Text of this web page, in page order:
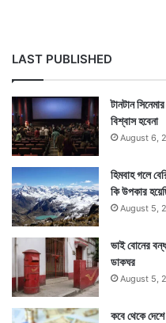
ভারত হল এমন দেশ
হাইড্রক্সিক্লোরোকুইন
হাইড্রক্সিক্লোরোকুইন তৈরি
LAST PUBLISHED
টানটান
বিশ্বাস হবেনা
August 6,
হিমবাহ গলে
কি উপকার
August 5,
ভাই বোনের
ডাকঘর
August 5,
কবে থেকে দেশে